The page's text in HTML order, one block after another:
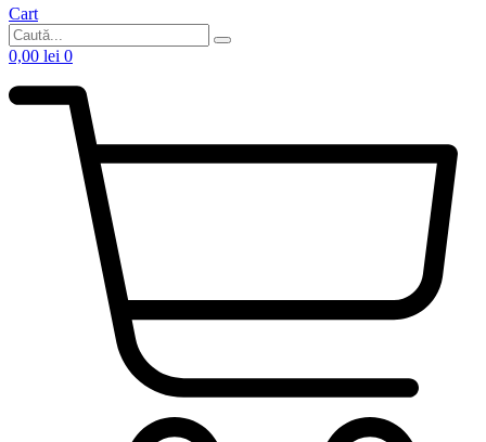
Cart
0,00 lei 0